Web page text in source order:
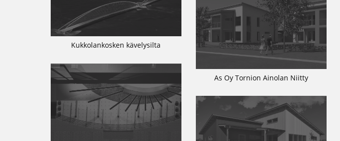
As Oy Tornion Ainolan Niitty
Kukkolankosken kävelysilta